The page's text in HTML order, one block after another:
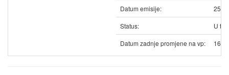
Datum emisije:
Status:
U
Datum zadnje promjene na vp: